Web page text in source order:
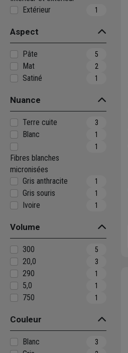
Extérieur 1
Aspect
Pâte 5
Mat 2
Satiné 1
Nuance
Terre cuite 3
Blanc 1
Fibres blanches
micronisées
1
Gris anthracite 1
Gris souris 1
Ivoire 1
Volume
300 5
20,0 3
290 1
5,0 1
750 1
Couleur
Blanc 3